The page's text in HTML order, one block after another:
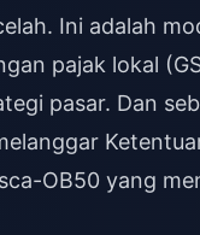
Ini adalah
pajak lokal
pasar. Dan
OB50 yang